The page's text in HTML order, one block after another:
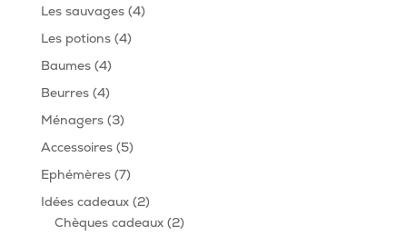
Les sauvages 44
Les potions 44
Baumes 44
produits
Beurres 44
produits
Ménagers 33
produits
Accessoires 55
produits
Ephémères 77
produits
Idées cadeaux 22
produits
Chèques cadeaux 22